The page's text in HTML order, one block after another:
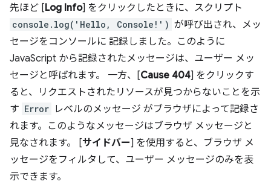
先ほど [Log Info] をクリックしたときに、スクリプト
console.log('Hello, Console!') が呼び出され、メッ
セージをコンソールに 記録しました。このように
JavaScript から記録されたメッセージは、ユーザー メッ
セージと呼ばれます。 一方、[Cause 404] をクリックす
ると、リクエストされたリソースが見つからないことを示
す Error レベルのメッセージ がブラウザによって記録さ
れます。このようなメッセージはブラウザ メッセージと
見なされます。
[サイドバー] を使用すると、ブラウザ メ
ッセージをフィルタして、ユーザー メッセージのみを表
示できます。